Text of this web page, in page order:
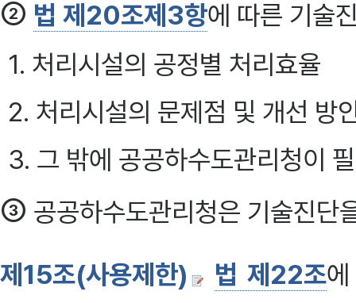
② 법 제20조제3항에 따른 기술
1. 처리시설의 공정별 처리효율
2. 처리시설의 문제점 및 개선 방
3. 그 밖에 공공하수도관리청이
③ 공공하수도관리청은 기술진단
제15조(사용제한)
법 제22조